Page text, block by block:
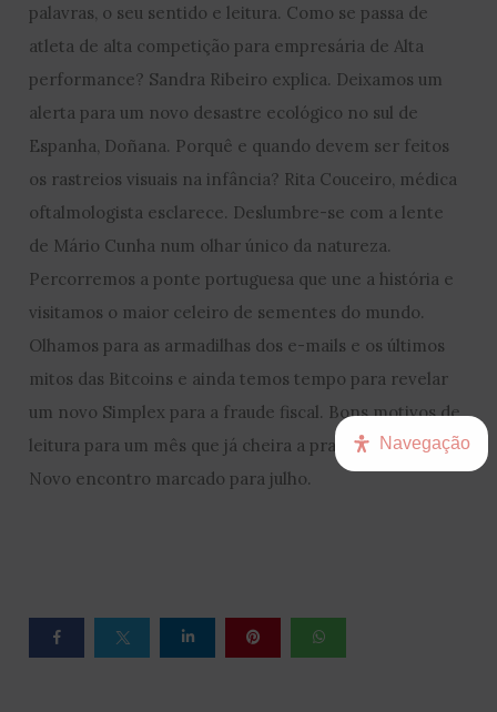
palavras, o seu sentido e leitura. Como se passa de
atleta de alta competição para empresária de Alta
performance? Sandra Ribeiro explica. Deixamos um
alerta para um novo desastre ecológico no sul de
Espanha, Doñana. Porquê e quando devem ser feitos
os rastreios visuais na infância? Rita Couceiro, médica
oftalmologista esclarece. Deslumbre-se com a lente
de Mário Cunha num olhar único da natureza.
Percorremos a ponte portuguesa que une a história e
visitamos o maior celeiro de sementes do mundo.
Olhamos para as armadilhas dos e-mails e os últimos
mitos das Bitcoins e ainda temos tempo para revelar
um novo Simplex para a fraude fiscal. Bons motivos de
leitura para um mês que já cheira a praia e bronseador.
Novo encontro marcado para julho.
Navegação